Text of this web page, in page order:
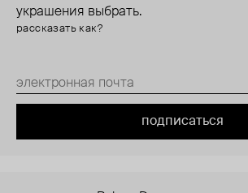
украшения выбрать.
рассказать как?
подписаться